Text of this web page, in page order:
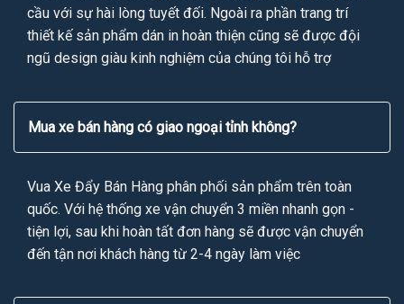
cầu với sự hài lòng tuyết đối. Ngoài ra phần trang trí
thiết kế sản phẩm dán in hoàn thiện cũng sẽ được đội
ngũ design giàu kinh nghiệm của chúng tôi hỗ trợ
Mua xe bán hàng có giao ngoại tỉnh không?
Vua Xe Đẩy Bán Hàng phân phối sản phẩm trên toàn
quốc. Với hệ thống xe vận chuyển 3 miền nhanh gọn -
tiện lợi, sau khi hoàn tất đơn hàng sẽ được vận chuyển
đến tận nơi khách hàng từ 2-4 ngày làm việc